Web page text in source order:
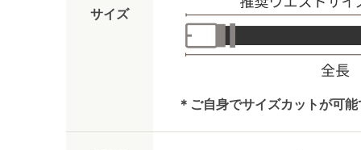
サイズ
＊ご自身でサイズカットが可